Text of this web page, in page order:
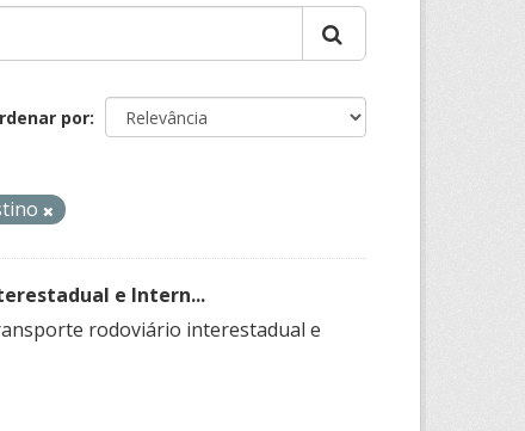
por
e Intern...
rodoviário interestadual e